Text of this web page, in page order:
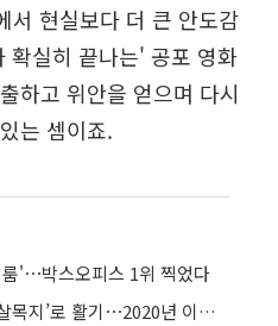
서 현실보다 더 큰 안도감
확실히 끝나는' 공포 영화
하고 위안을 얻으며 다시
는 셈이죠.
'⋯박스오피스 1위 찍었다
대신證 “CJ CGV, ‘왕사남ㆍ살목지’로 활기⋯2020년 이후 최고 실적”